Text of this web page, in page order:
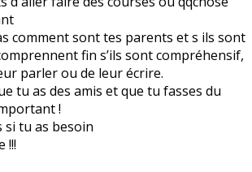
comment sont tes parents et s ils sont
fin s’ils sont compréhensif,
parler ou de leur écrire.
tu as des amis et que tu fasses du
!
si tu as besoin
!!!